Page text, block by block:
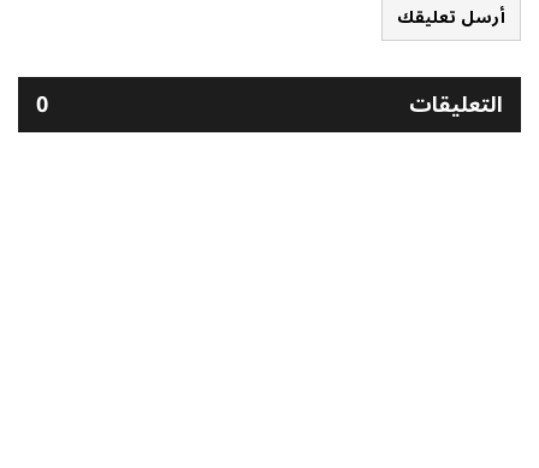
أرسل تعليقك
التعليقات 0